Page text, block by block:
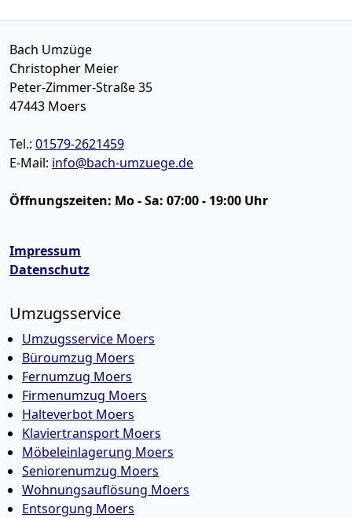
Bach Umzüge
Christopher Meier
Peter-Zimmer-Straße 35
47443 Moers
Tel.: 01579-2621459
E-Mail: info@bach-umzuege.de
Öffnungszeiten: Mo - Sa: 07:00 - 19:00 Uhr
Impressum
Datenschutz
Umzugsservice
Umzugsservice Moers
Büroumzug Moers
Fernumzug Moers
Firmenumzug Moers
Halteverbot Moers
Klaviertransport Moers
Möbeleinlagerung Moers
Seniorenumzug Moers
Wohnungsauflösung Moers
Entsorgung Moers